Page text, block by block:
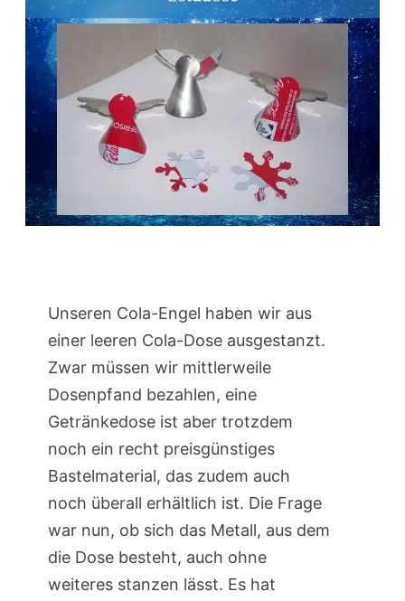
Unseren Cola-Engel haben wir aus
einer leeren Cola-Dose ausgestanzt.
Zwar müssen wir mittlerweile
Dosenpfand bezahlen, eine
Getränkedose ist aber trotzdem
noch ein recht preisgünstiges
Bastelmaterial, das zudem auch
noch überall erhältlich ist. Die Frage
war nun, ob sich das Metall, aus dem
die Dose besteht, auch ohne
weiteres stanzen lässt. Es hat